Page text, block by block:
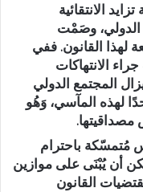
الانتقائية
الدولي، وصَمْت
لهذا القانون. ففي
الانتهاكات
المجتمع الدولي
لهذه المآسي، وَهُو
مُتمسّكة باحترام
أن يُبْنَى على موازين
القانون